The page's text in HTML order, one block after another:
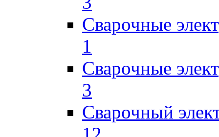
Сварочные
1
Сварочные
3
Сварочный